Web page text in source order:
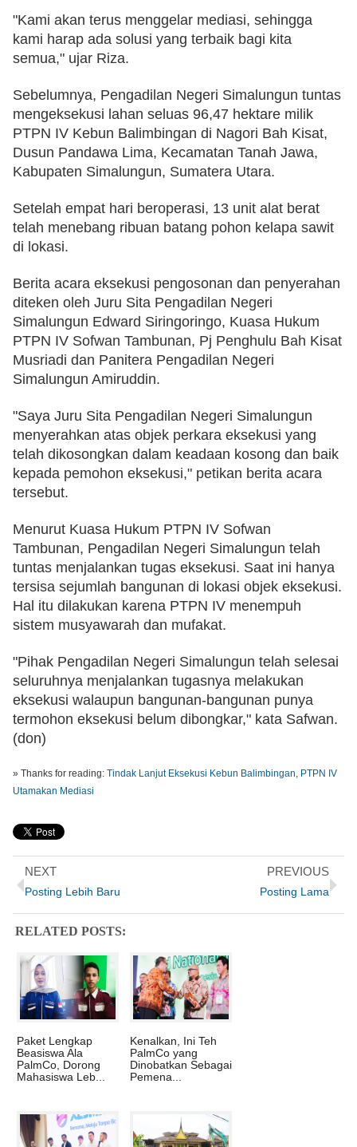
"Kami akan terus menggelar mediasi, sehingga
kami harap ada solusi yang terbaik bagi kita
semua," ujar Riza.
Sebelumnya, Pengadilan Negeri Simalungun tuntas
mengeksekusi lahan seluas 96,47 hektare milik
PTPN IV Kebun Balimbingan di Nagori Bah Kisat,
Dusun Pandawa Lima, Kecamatan Tanah Jawa,
Kabupaten Simalungun, Sumatera Utara.
Setelah empat hari beroperasi, 13 unit alat berat
telah menebang ribuan batang pohon kelapa sawit
di lokasi.
Berita acara eksekusi pengosonan dan penyerahan
diteken oleh Juru Sita Pengadilan Negeri
Simalungun Edward Siringoringo, Kuasa Hukum
PTPN IV Sofwan Tambunan, Pj Penghulu Bah Kisat
Musriadi dan Panitera Pengadilan Negeri
Simalungun Amiruddin.
"Saya Juru Sita Pengadilan Negeri Simalungun
menyerahkan atas objek perkara eksekusi yang
telah dikosongkan dalam keadaan kosong dan baik
kepada pemohon eksekusi," petikan berita acara
tersebut.
Menurut Kuasa Hukum PTPN IV Sofwan
Tambunan, Pengadilan Negeri Simalungun telah
tuntas menjalankan tugas eksekusi. Saat ini hanya
tersisa sejumlah bangunan di lokasi objek eksekusi.
Hal itu dilakukan karena PTPN IV menempuh
sistem musyawarah dan mufakat.
"Pihak Pengadilan Negeri Simalungun telah selesai
seluruhnya menjalankan tugasnya melakukan
eksekusi walaupun bangunan-bangunan punya
termohon eksekusi belum dibongkar," kata Safwan.
(don)
» Thanks for reading: Tindak Lanjut Eksekusi Kebun Balimbingan, PTPN IV
Utamakan Mediasi
NEXT
Posting Lebih Baru
PREVIOUS
Posting Lama
RELATED POSTS:
Paket Lengkap
Beasiswa Ala
PalmCo, Dorong
Mahasiswa Leb...
Kenalkan, Ini Teh
PalmCo yang
Dinobatkan Sebagai
Pemena...